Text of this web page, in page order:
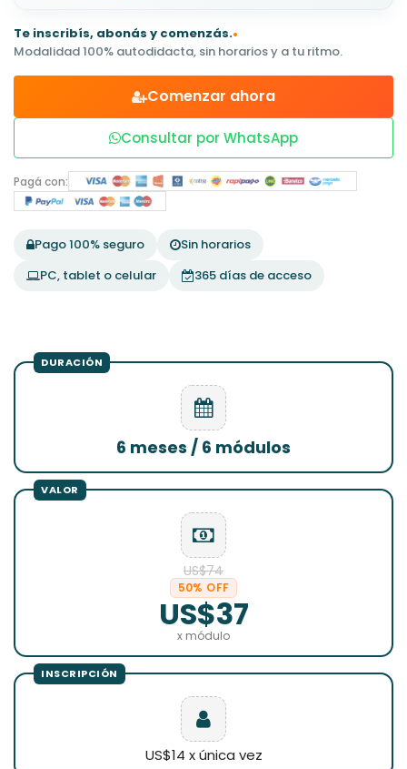
Te inscribís, abonás y comenzás.•
Modalidad 100% autodidacta, sin horarios y a tu ritmo.
Comenzar ahora
Consultar por WhatsApp
Pagá con:
Pago 100% seguro
Sin horarios
PC, tablet o celular
365 días de acceso
6 meses / 6 módulos
US$74
50% OFF
US$37
x módulo
US$14 x única vez